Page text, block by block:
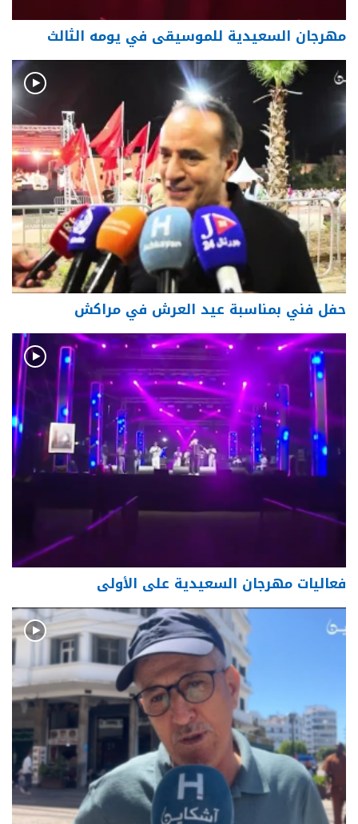
مهرجان السعيدية للموسيقى في يومه الثالث
حفل فني بمناسبة عيد العرش في مراكش
فعاليات مهرجان السعيدية على الأولى